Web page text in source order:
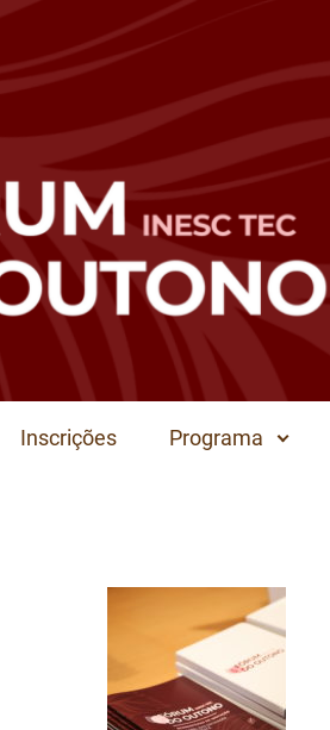
Inscrições Programa